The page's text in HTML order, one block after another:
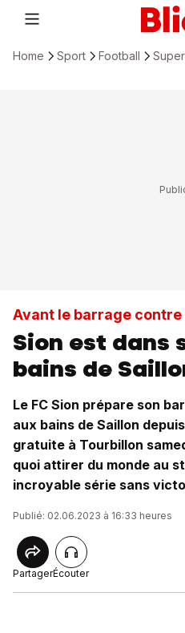
Home Sport Football
Avant le barrage contre
Sion est dans
bains de
Le FC Sion prépare son
aux bains de Saillon
gratuite à Tourbillon
quoi attirer du monde au
incroyable série sans
Publié: 02.06.2023 à 16:33 heures
PartagerÉcouter